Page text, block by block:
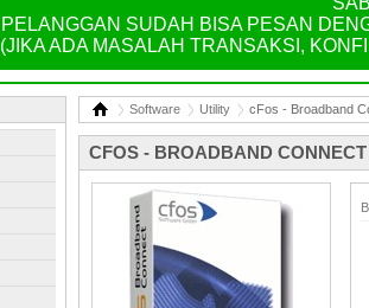
PELANGGAN SUDAH BISA PESAN
(JIKA ADA MASALAH TRANSAKSI,
Software Utility cFos - Broadband
CFOS - BROADBAND CONNECT